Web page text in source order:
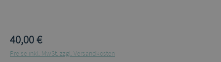
40,00 €
Preise inkl. MwSt. zzgl. Versandkosten